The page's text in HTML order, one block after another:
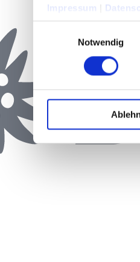
Impressum
Notwendig